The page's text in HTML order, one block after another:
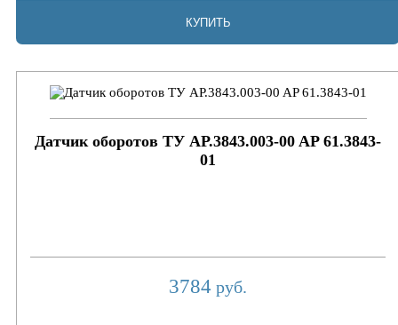
КУПИТЬ
Датчик оборотов ТУ AP.3843.003-00 AP 61.3843-
01
3784 руб.